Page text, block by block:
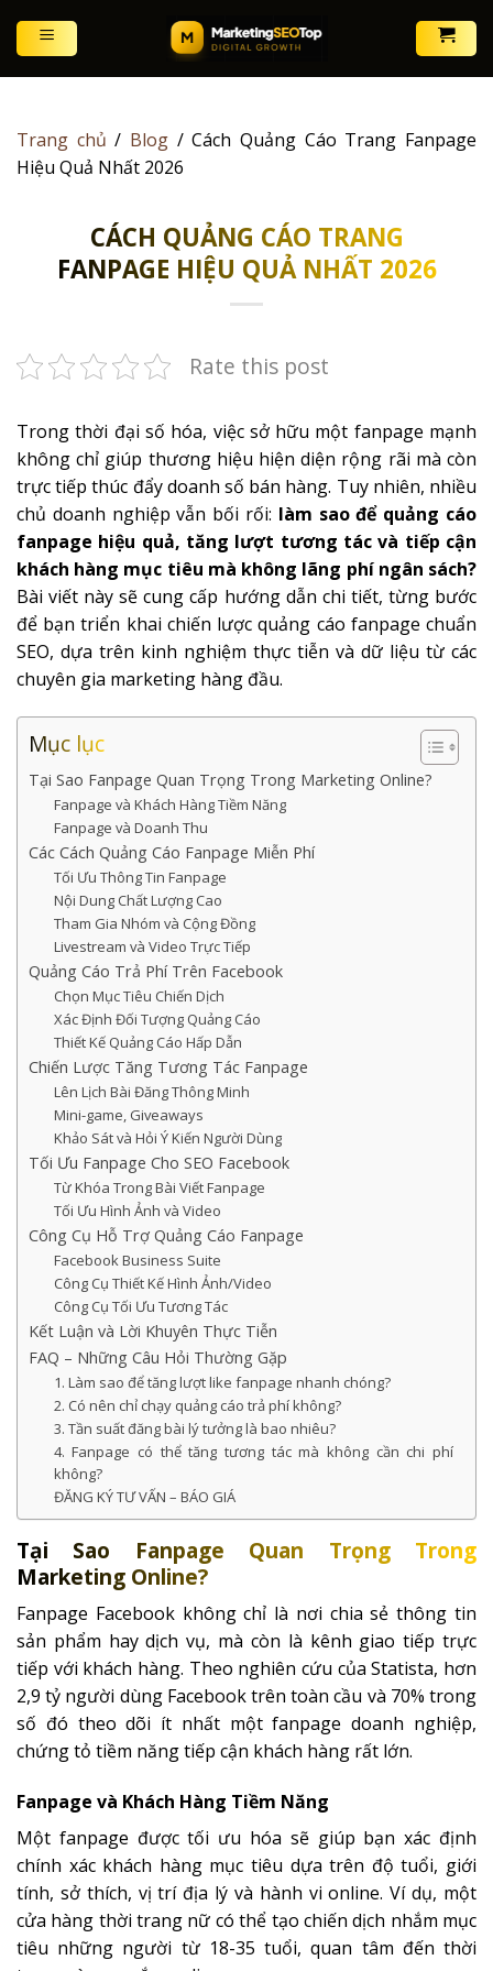
Trang chủ / Blog /Cách Quảng Cáo Trang Fanpage
Hiệu Quả Nhất 2026
CÁCH QUẢNG CÁO TRANG
FANPAGE HIỆU QUẢ NHẤT 2026
Rate this post
Trong thời đại số hóa, việc sở hữu một fanpage mạnh
không chỉ giúp thương hiệu hiện diện rộng rãi mà còn
trực tiếp thúc đẩy doanh số bán hàng. Tuy nhiên, nhiều
chủ doanh nghiệp vẫn bối rối: làm sao để quảng cáo
fanpage hiệu quả, tăng lượt tương tác và tiếp cận
khách hàng mục tiêu mà không lãng phí ngân sách?
Bài viết này sẽ cung cấp hướng dẫn chi tiết, từng bước
để bạn triển khai chiến lược quảng cáo fanpage chuẩn
SEO, dựa trên kinh nghiệm thực tiễn và dữ liệu từ các
chuyên gia marketing hàng đầu.
Mục lục
Tại Sao Fanpage Quan Trọng Trong Marketing Online?
Fanpage và Khách Hàng Tiềm Năng
Fanpage và Doanh Thu
Các Cách Quảng Cáo Fanpage Miễn Phí
Tối Ưu Thông Tin Fanpage
Nội Dung Chất Lượng Cao
Tham Gia Nhóm và Cộng Đồng
Livestream và Video Trực Tiếp
Quảng Cáo Trả Phí Trên Facebook
Chọn Mục Tiêu Chiến Dịch
Xác Định Đối Tượng Quảng Cáo
Thiết Kế Quảng Cáo Hấp Dẫn
Chiến Lược Tăng Tương Tác Fanpage
Lên Lịch Bài Đăng Thông Minh
Mini-game, Giveaways
Khảo Sát và Hỏi Ý Kiến Người Dùng
Tối Ưu Fanpage Cho SEO Facebook
Từ Khóa Trong Bài Viết Fanpage
Tối Ưu Hình Ảnh và Video
Công Cụ Hỗ Trợ Quảng Cáo Fanpage
Facebook Business Suite
Công Cụ Thiết Kế Hình Ảnh/Video
Công Cụ Tối Ưu Tương Tác
Kết Luận và Lời Khuyên Thực Tiễn
FAQ – Những Câu Hỏi Thường Gặp
1. Làm sao để tăng lượt like fanpage nhanh chóng?
2. Có nên chỉ chạy quảng cáo trả phí không?
3. Tần suất đăng bài lý tưởng là bao nhiêu?
4. Fanpage có thể tăng tương tác mà không cần chi phí
không?
ĐĂNG KÝ TƯ VẤN – BÁO GIÁ
Tại Sao Fanpage Quan Trọng Trong
Marketing Online?
Fanpage Facebook không chỉ là nơi chia sẻ thông tin
sản phẩm hay dịch vụ, mà còn là kênh giao tiếp trực
tiếp với khách hàng. Theo nghiên cứu của Statista, hơn
2,9 tỷ người dùng Facebook trên toàn cầu và 70% trong
số đó theo dõi ít nhất một fanpage doanh nghiệp,
chứng tỏ tiềm năng tiếp cận khách hàng rất lớn.
Fanpage và Khách Hàng Tiềm Năng
Một fanpage được tối ưu hóa sẽ giúp bạn xác định
chính xác khách hàng mục tiêu dựa trên độ tuổi, giới
tính, sở thích, vị trí địa lý và hành vi online. Ví dụ, một
cửa hàng thời trang nữ có thể tạo chiến dịch nhắm mục
tiêu những người từ 18-35 tuổi, quan tâm đến thời